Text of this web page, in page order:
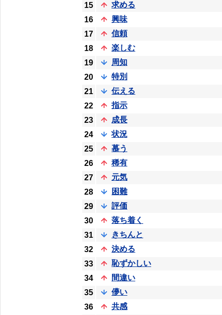
15
求める
16
興味
17
信頼
18
楽しむ
19
周知
20
特別
21
伝える
22
指示
23
成長
24
状況
25
慕う
26
稀有
27
元気
28
困難
29
評価
30
落ち着く
31
きちんと
32
決める
33
恥ずかしい
34
間違い
35
儚い
36
共感